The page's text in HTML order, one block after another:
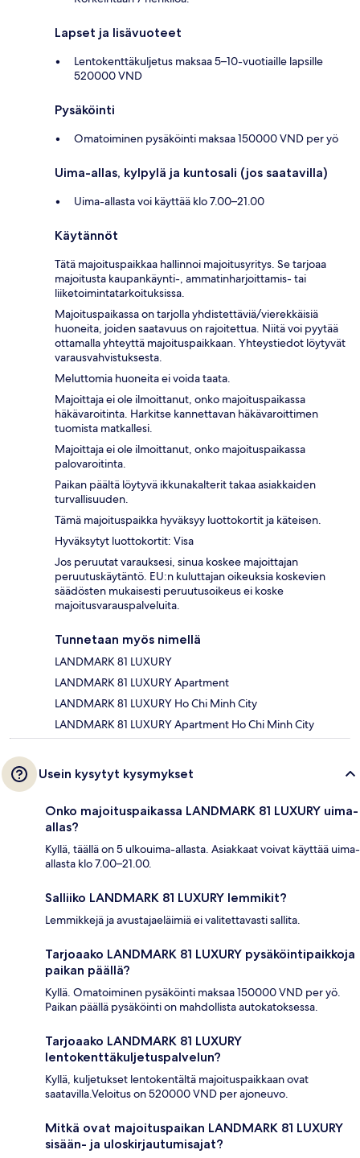
Lapset ja lisävuoteet
Lentokenttäkuljetus maksaa 5–10-vuotiaille lapsille
520000 VND
Pysäköinti
Omatoiminen pysäköinti maksaa 150000 VND per yö
Uima-allas, kylpylä ja kuntosali (jos saatavilla)
Uima-allasta voi käyttää klo 7.00–21.00
Käytännöt
Tätä majoituspaikkaa hallinnoi majoitusyritys. Se tarjoaa
majoitusta kaupankäynti-, ammatinharjoittamis- tai
liiketoimintatarkoituksissa.
Majoituspaikassa on tarjolla yhdistettäviä/vierekkäisiä
huoneita, joiden saatavuus on rajoitettua. Niitä voi pyytää
ottamalla yhteyttä majoituspaikkaan. Yhteystiedot löytyvät
varausvahvistuksesta.
Meluttomia huoneita ei voida taata.
Majoittaja ei ole ilmoittanut, onko majoituspaikassa
häkävaroitinta. Harkitse kannettavan häkävaroittimen
tuomista matkallesi.
Majoittaja ei ole ilmoittanut, onko majoituspaikassa
palovaroitinta.
Paikan päältä löytyvä ikkunakalterit takaa asiakkaiden
turvallisuuden.
Tämä majoituspaikka hyväksyy luottokortit ja käteisen.
Hyväksytyt luottokortit: Visa
Jos peruutat varauksesi, sinua koskee majoittajan
peruutuskäytäntö. EU:n kuluttajan oikeuksia koskevien
säädösten mukaisesti peruutusoikeus ei koske
majoitusvarauspalveluita.
Tunnetaan myös nimellä
LANDMARK 81 LUXURY
LANDMARK 81 LUXURY Apartment
LANDMARK 81 LUXURY Ho Chi Minh City
LANDMARK 81 LUXURY Apartment Ho Chi Minh City
Usein kysytyt kysymykset
Onko majoituspaikassa LANDMARK 81 LUXURY uima-
allas?
Kyllä, täällä on 5 ulkouima-allasta. Asiakkaat voivat käyttää uima-
allasta klo 7.00–21.00.
Salliiko LANDMARK 81 LUXURY lemmikit?
Lemmikkejä ja avustajaeläimiä ei valitettavasti sallita.
Tarjoaako LANDMARK 81 LUXURY pysäköintipaikkoja
paikan päällä?
Kyllä. Omatoiminen pysäköinti maksaa 150000 VND per yö.
Paikan päällä pysäköinti on mahdollista autokatoksessa.
Tarjoaako LANDMARK 81 LUXURY
lentokenttäkuljetuspalvelun?
Kyllä, kuljetukset lentokentältä majoituspaikkaan ovat
saatavilla.Veloitus on 520000 VND per ajoneuvo.
Mitkä ovat majoituspaikan LANDMARK 81 LUXURY
sisään- ja uloskirjautumisajat?